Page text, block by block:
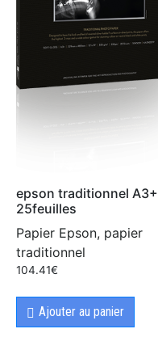
epson traditionnel A3+
25feuilles
Papier Epson, papier
traditionnel
104.41€
Ajouter au panier